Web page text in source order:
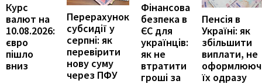
Курс
валют на
10.08.2026:
євро
пішло
вниз
Перерахунок
субсидії у
серпні: як
перевірити
нову суму
через ПФУ
Фінансова
безпека в
ЄС для
українців:
як не
втратити
гроші за
Пенсія в
Україні: як
збільшити
виплати, не
їх одразу